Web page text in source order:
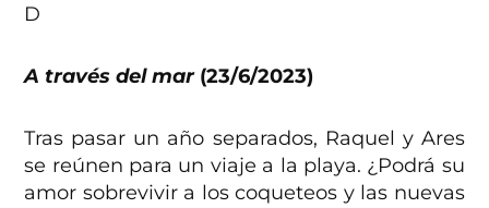
D
A través del mar(23/6/2023)
Tras pasar un año separados, Raquel y Ares
se reúnen para un viaje a la playa. ¿Podrá su
amor sobrevivir a los coqueteos y las nuevas